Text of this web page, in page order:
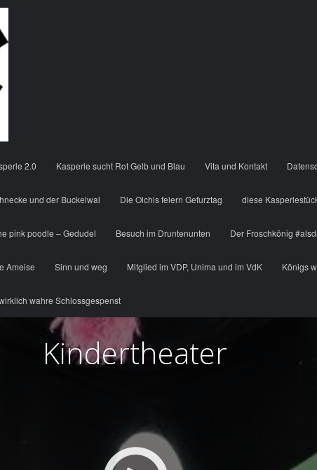
2.0 Kasperle sucht Rot Gelb und Blau Vita und Kontakt
und der Buckelwal Die Olchis feiern Gefurztag diese
pink poodle – Gedudel Besuch im Druntenunten Der Froschkönig
Ameise Sinn und weg Mitglied im VDP, Unima und im VdK Königs
wahre Schlossgespenst
Kindertheater